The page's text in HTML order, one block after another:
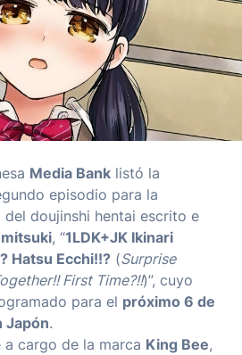
Media Bank listó la
episodio para la
doujinshi hentai escrito e
, “1LDK+JK Ikinari
Hatsu Ecchi!!? (Surprise
First Time?!!)”, cuyo
para el próximo 6 de
Japón.
cargo de la marca King Bee,